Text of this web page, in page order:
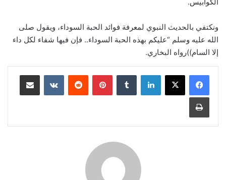
ونكتفي بالحديث النبوي لمعرفة فوائد الحبة السوداء، ويقول صلى
الله عليه وسلم “عليكم بهذه الحبة السوداء.. فإن فيها شفاء لكل داء
إلا السام))رواه البخاري.
لينكدإن بينتيريست